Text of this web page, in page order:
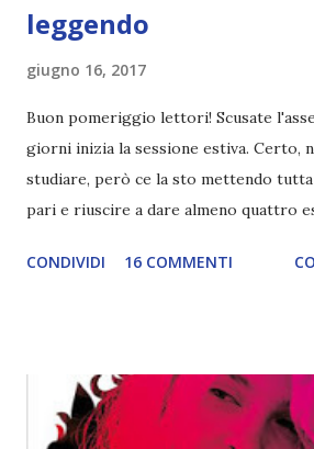
leggendo
giugno 16, 2017
Buon pomeriggio lettori! Scusate
giorni inizia la sessione estiva. Certo,
studiare, però ce la sto mettendo
pari e riuscire a dare almeno quattro
po' indietro, ma conto di farcela, per
fatto negli ultimi mesi e dei libri che
leggendo. Pensavo di inserire anche
CONDIVIDI 16 COMMENTI